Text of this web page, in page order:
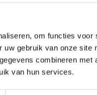
om functies voor
gebruik van onze site
combineren met
van hun services.